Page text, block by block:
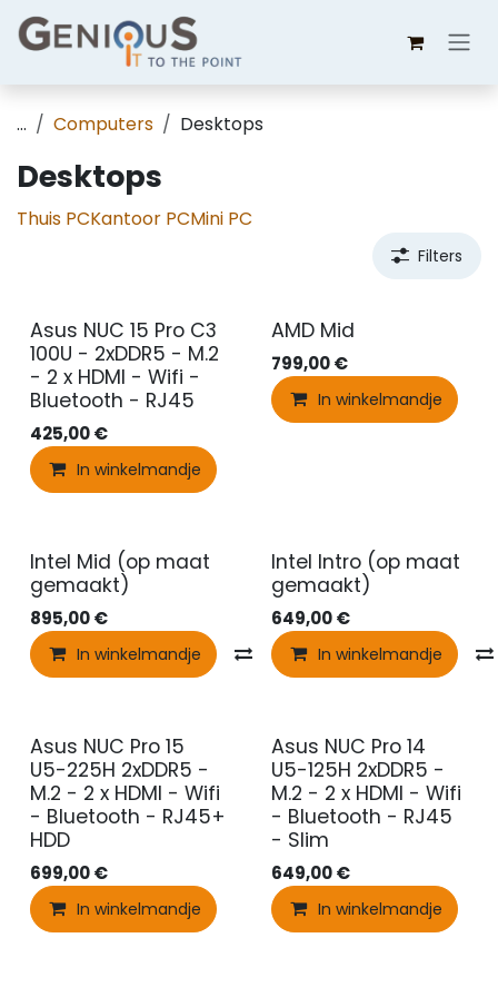
Overslaan naar inhoud
... Computers Desktops
Desktops
Thuis PCKantoor PCMini PC
Filters
Asus NUC 15 Pro C3
100U - 2xDDR5 - M.2
- 2 x HDMI - Wifi -
Bluetooth - RJ45
425,00€
In winkelmandje
AMD Mid
799,00€
In winkelmandje
Intel Mid (op maat
gemaakt)
895,00€
In winkelmandje Vergelijken
Intel Intro (op maat
gemaakt)
649,00€
In winkelmandje
Asus NUC Pro 15
U5-225H 2xDDR5 -
M.2 - 2 x HDMI - Wifi
- Bluetooth - RJ45+
HDD
699,00€
In winkelmandje
Asus NUC Pro 14
U5-125H 2xDDR5 -
M.2 - 2 x HDMI - Wifi
- Bluetooth - RJ45
- Slim
649,00€
In winkelmandje